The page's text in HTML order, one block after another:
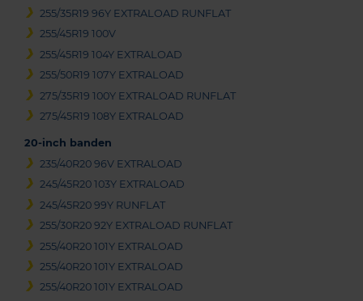
255/35R19 96Y EXTRALOAD RUNFLAT
255/45R19 100V
255/45R19 104Y EXTRALOAD
255/50R19 107Y EXTRALOAD
275/35R19 100Y EXTRALOAD RUNFLAT
275/45R19 108Y EXTRALOAD
20-inch banden
235/40R20 96V EXTRALOAD
245/45R20 103Y EXTRALOAD
245/45R20 99Y RUNFLAT
255/30R20 92Y EXTRALOAD RUNFLAT
255/40R20 101Y EXTRALOAD
255/40R20 101Y EXTRALOAD
255/40R20 101Y EXTRALOAD